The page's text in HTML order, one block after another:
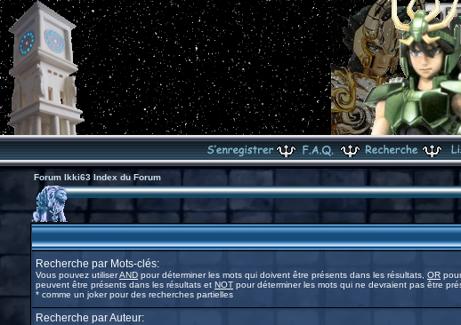
Forum Ikki63 Index du Forum
Recherche par Mots-clés:
Vous pouvez utiliserAND pour déterminer les mots qui doivent être présents dans les résultats, OR
peuvent être présents dans les résultats et NOT pour déterminer les mots qui ne devraient pas être
* comme un joker pour des recherches partielles
Recherche par Auteur: